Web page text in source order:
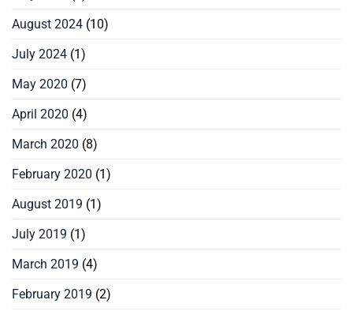
August 2024 (10)
July 2024 (1)
May 2020 (7)
April 2020 (4)
March 2020 (8)
February 2020 (1)
August 2019 (1)
July 2019 (1)
March 2019 (4)
February 2019 (2)